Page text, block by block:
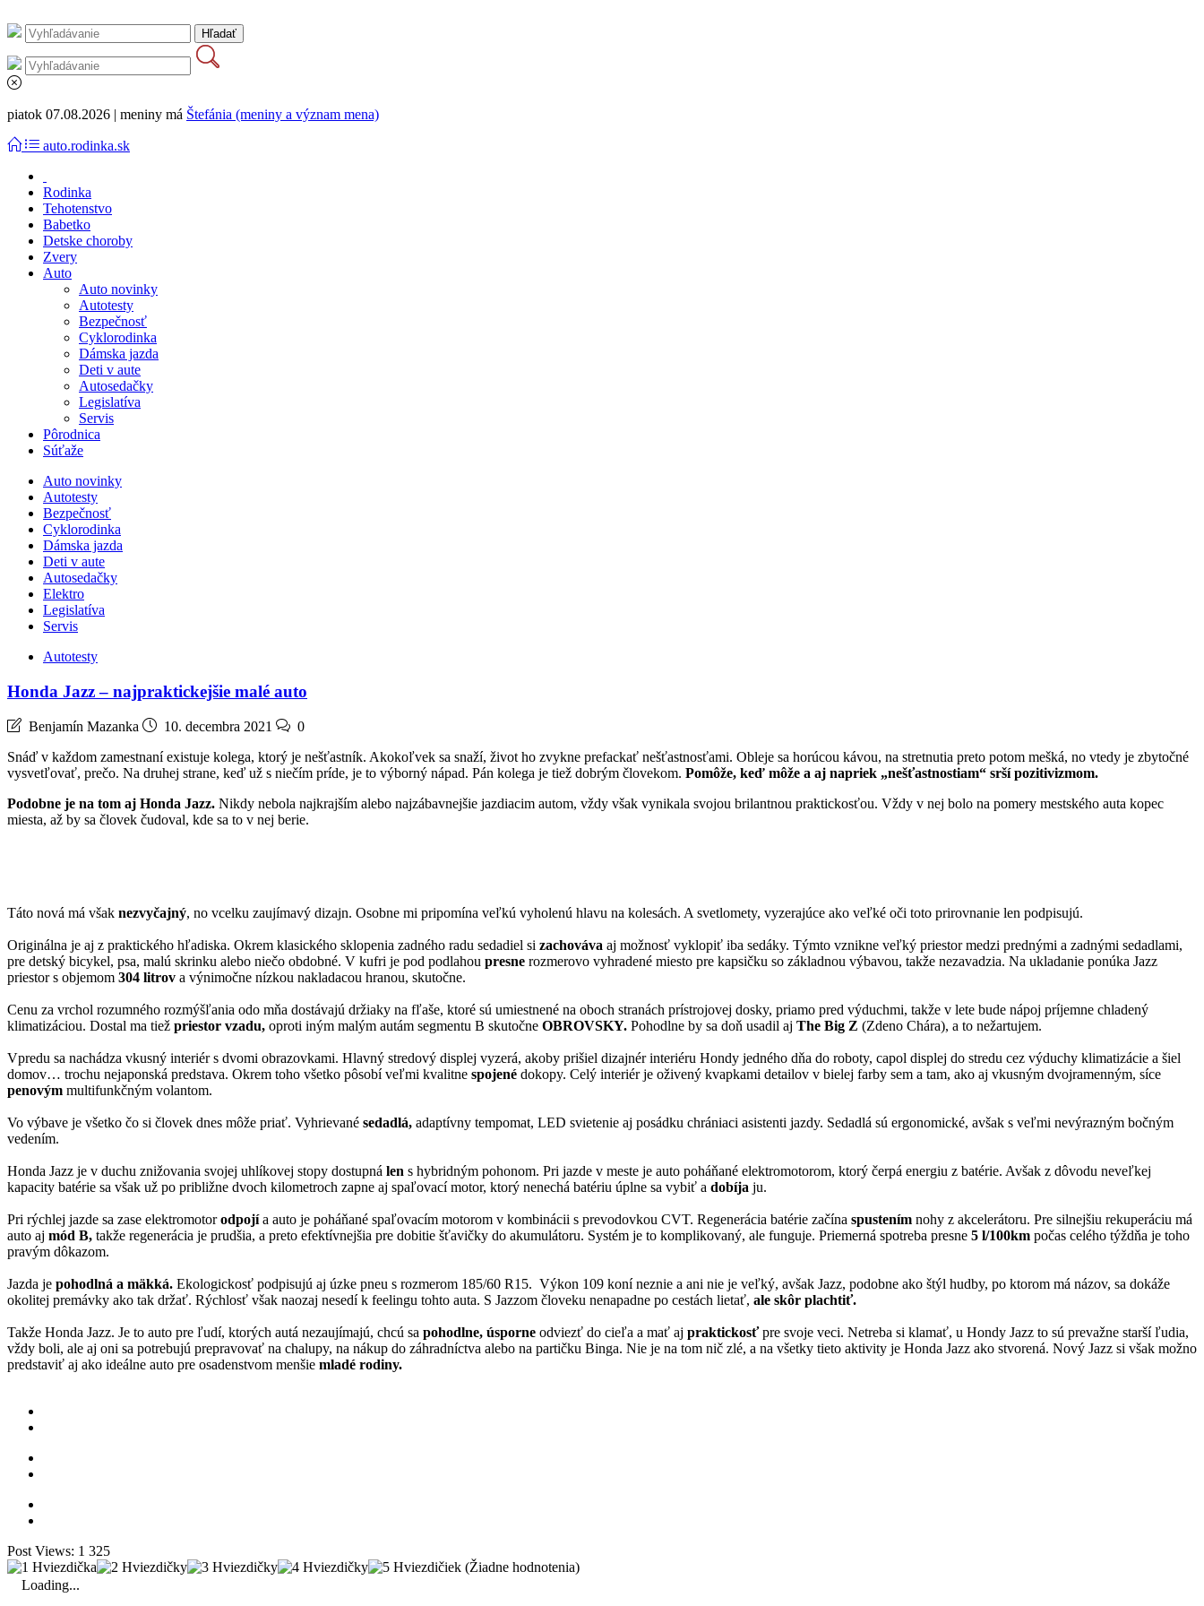
piatok 07.08.2026 | meniny má Štefánia (meniny a význam mena)
auto.rodinka.sk
Rodinka
Tehotenstvo
Babetko
Detske choroby
Zvery
Auto
Auto novinky
Autotesty
Bezpečnosť
Cyklorodinka
Dámska jazda
Deti v aute
Autosedačky
Legislatíva
Servis
Pôrodnica
Súťaže
Auto novinky
Autotesty
Bezpečnosť
Cyklorodinka
Dámska jazda
Deti v aute
Autosedačky
Elektro
Legislatíva
Servis
Autotesty
Honda Jazz – najpraktickejšie malé auto
Benjamín Mazanka 10. decembra 2021
0
Snáď v každom zamestnaní existuje kolega, ktorý je nešťastník. Akokoľvek sa snaží, život ho zvykne prefackať nešťastnosťami. Obleje sa horúcou kávou, na stretnutia preto potom mešká, no vtedy je zbytočné
vysvetľovať, prečo. Na druhej strane, keď už s niečím príde, je to výborný nápad. Pán kolega je tiež dobrým človekom. Pomôže, keď môže a aj napriek „nešťastnostiam“ srší pozitivizmom.
Podobne je na tom aj Honda Jazz. Nikdy nebola najkrajším alebo najzábavnejšie jazdiacim autom, vždy však vynikala svojou brilantnou praktickosťou. Vždy v nej bolo na pomery mestského auta kopec
miesta, až by sa človek čudoval, kde sa to v nej berie.
Táto nová má však nezvyčajný, no vcelku zaujímavý dizajn. Osobne mi pripomína veľkú vyholenú hlavu na kolesách. A svetlomety, vyzerajúce ako veľké oči toto prirovnanie len podpisujú.
Originálna je aj z praktického hľadiska. Okrem klasického sklopenia zadného radu sedadiel si zachováva aj možnosť vyklopiť iba sedáky. Týmto vznikne veľký priestor medzi prednými a zadnými sedadlami,
pre detský bicykel, psa, malú skrinku alebo niečo obdobné. V kufri je pod podlahou presne rozmerovo vyhradené miesto pre kapsičku so základnou výbavou, takže nezavadzia. Na ukladanie ponúka Jazz
priestor s objemom 304 litrov a výnimočne nízkou nakladacou hranou, skutočne.
Cenu za vrchol rozumného rozmýšľania odo mňa dostávajú držiaky na fľaše, ktoré sú umiestnené na oboch stranách prístrojovej dosky, priamo pred výduchmi, takže v lete bude nápoj príjemne chladený
klimatizáciou. Dostal ma tiež priestor vzadu, oproti iným malým autám segmentu B skutočne OBROVSKY. Pohodlne by sa doň usadil aj The Big Z (Zdeno Chára), a to nežartujem.
Vpredu sa nachádza vkusný interiér s dvomi obrazovkami. Hlavný stredový displej vyzerá, akoby prišiel dizajnér interiéru Hondy jedného dňa do roboty, capol displej do stredu cez výduchy klimatizácie a šiel
domov… trochu nejaponská predstava. Okrem toho všetko pôsobí veľmi kvalitne spojené dokopy. Celý interiér je oživený kvapkami detailov v bielej farby sem a tam, ako aj vkusným dvojramenným, síce
penovým multifunkčným volantom.
Vo výbave je všetko čo si človek dnes môže priať. Vyhrievané sedadlá, adaptívny tempomat, LED svietenie aj posádku chrániaci asistenti jazdy. Sedadlá sú ergonomické, avšak s veľmi nevýrazným bočným
vedením.
Honda Jazz je v duchu znižovania svojej uhlíkovej stopy dostupná len s hybridným pohonom. Pri jazde v meste je auto poháňané elektromotorom, ktorý čerpá energiu z batérie. Avšak z dôvodu neveľkej
kapacity batérie sa však už po približne dvoch kilometroch zapne aj spaľovací motor, ktorý nenechá batériu úplne sa vybiť a dobíja ju.
Pri rýchlej jazde sa zase elektromotorodpojía auto je poháňané spaľovacím motorom v kombinácii s prevodovkou CVT. Regenerácia batérie začína spustením nohy z akcelerátoru. Pre silnejšiu rekuperáciu má
auto aj mód B, takže regenerácia je prudšia, a preto efektívnejšia pre dobitie šťavičky do akumulátoru. Systém je to komplikovaný, ale funguje. Priemerná spotreba presne 5 l/100km počas celého týždňa je toho
pravým dôkazom.
Jazda je pohodlná a mäkká. Ekologickosť podpisujú aj úzke pneu s rozmerom 185/60 R15. Výkon 109 koní neznie a ani nie je veľký, avšak Jazz, podobne ako štýl hudby, po ktorom má názov, sa dokáže
okolitej premávky ako tak držať. Rýchlosť však naozaj nesedí k feelingu tohto auta. S Jazzom človeku nenapadne po cestách lietať, ale skôr plachtiť.
Takže Honda Jazz. Je to auto pre ľudí, ktorých autá nezaujímajú, chcú sa pohodlne, úsporne odviezť do cieľa a mať aj praktickosťpre svoje veci. Netreba si klamať, u Hondy Jazz to sú prevažne starší ľudia,
vždy boli, ale aj oni sa potrebujú prepravovať na chalupy, na nákup do záhradníctva alebo na partičku Binga. Nie je na tom nič zlé, a na všetky tieto aktivity je Honda Jazz ako stvorená. Nový Jazz si však možno
predstaviť aj ako ideálne auto pre osadenstvom menšie mladé rodiny.
Post Views: 1 325
(Žiadne hodnotenia)
Loading...